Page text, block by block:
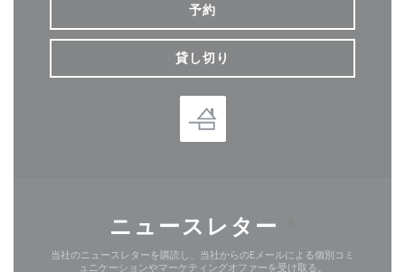
予約
貸し切り
ニュースレター
当社のニュースレターを購読し、当社からのEメールによる個別コミ
ュニケーションやマーケティングオファーを受け取る。